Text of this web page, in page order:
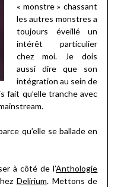
« monstre » chassant
les autres monstres a
toujours éveillé un
intérêt particulier
chez moi. Je dois
aussi dire que son
intégration au sein de
fait qu’elle tranche avec
qu’elle se ballade en
à côté de l’Anthologie
Delirium. Mettons de